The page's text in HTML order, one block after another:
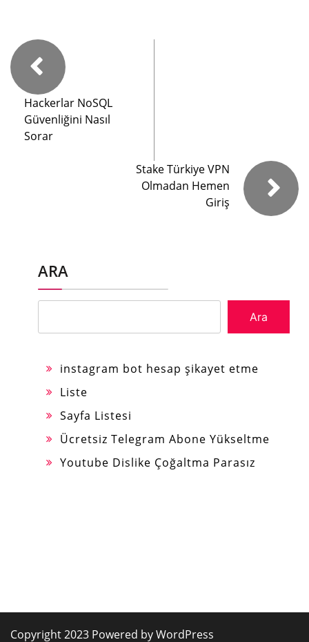
Hackerlar NoSQL
Güvenliğini Nasıl
Sorar
Stake Türkiye VPN
Olmadan Hemen
Giriş
ARA
Ara
instagram bot hesap şikayet etme
Liste
Sayfa Listesi
Ücretsiz Telegram Abone Yükseltme
Youtube Dislike Çoğaltma Parasız
Copyright 2023 Powered by WordPress